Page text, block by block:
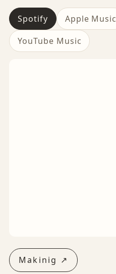
Spotify Apple Music
YouTube Music
Makinig ↗